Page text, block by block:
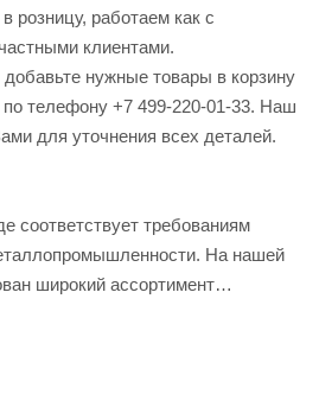
розницу, работаем как с
клиентами.
нужные товары в корзину
по телефону +7 499-220-01-33. Наш
для уточнения всех деталей.
соответствует требованиям
На нашей
широкий ассортимент